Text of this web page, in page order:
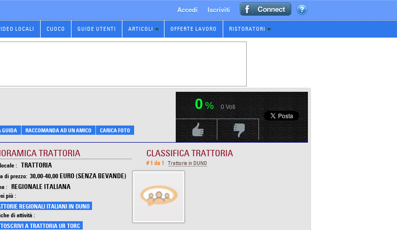
Accedi Iscriviti
LOCALI CUOCO GUIDE UTENTI ARTICOLI OFFERTE LAVORO RISTORATORI
GUIDA RACCOMANDA AD UN AMICO CARICA FOTO
0% 0Voti
Voti PositivoVoti Negativo
TRATTORIA
: TRATTORIA
di prezzo: 30,00-40,00 EURO (SENZA BEVANDE)
: REGIONALE ITALIANA
più :
REGIONALI ITALIANI IN DUNO
di attività :
A TRATTORIA UR TORC
CLASSIFICA TRATTORIA
# 1 da 1 Trattorie in DUNO